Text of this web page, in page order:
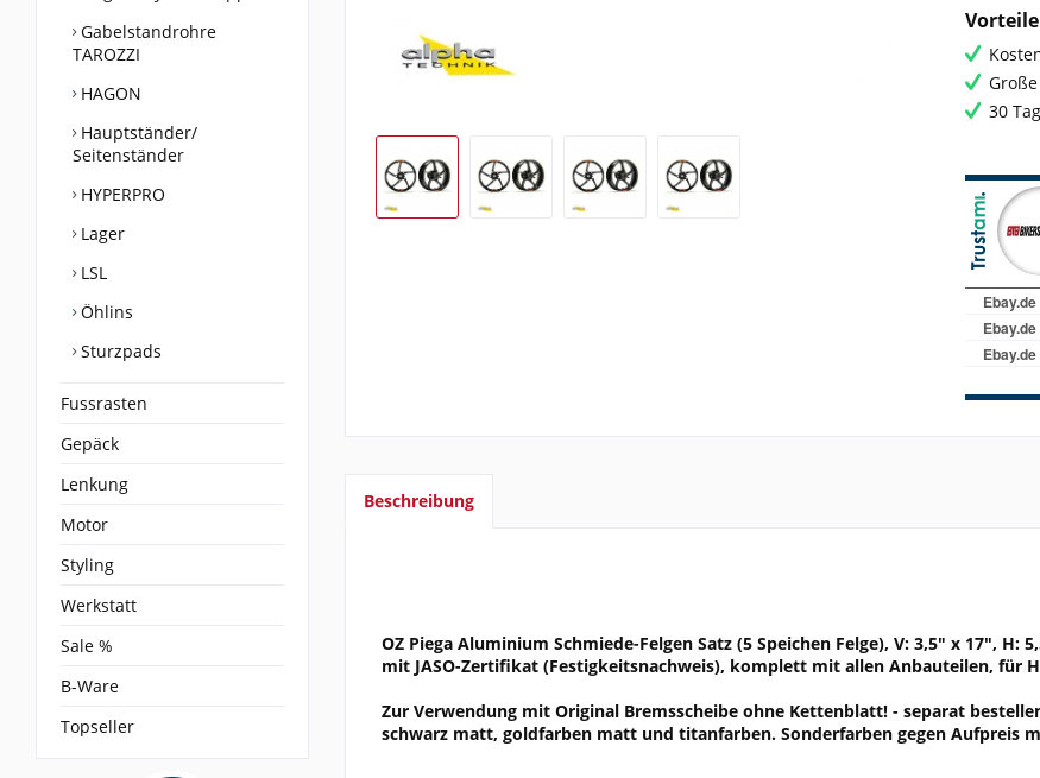
Gabelstandrohre
TAROZZI
HAGON
Hauptständer/
Seitenständer
HYPERPRO
Lager
LSL
Öhlins
Sturzpads
Fussrasten
Gepäck
Lenkung
Motor
Styling
Werkstatt
Sale %
B-Ware
Topseller
Vorteile
30
Beschreibung
OZ Piega Aluminium Schmiede-Felgen Satz (5 Speichen Felge), V: 3,5" x 17",
mit JASO-Zertifikat (Festigkeitsnachweis), komplett mit allen Anbauteilen, für
Zur Verwendung mit Original Bremsscheibe ohne Kettenblatt! - separat
schwarz matt, goldfarben matt und titanfarben. Sonderfarben gegen Aufpreis